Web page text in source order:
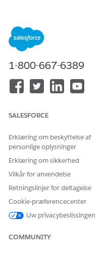
Hvis du vil administrere
fuldførelsesbestillinger:
FraAppstarterskal du
Management
Vælg
leveringsmetoden.
VælgElement klar
VælgMail
VælgNæste
Angiv
For forsendelse:
VælgOpdater
Angiv
Vælg
Når du udsender
1-800-667-6389
SALESFORCE
Erklæring om beskyttelse af
personlige oplysninger
Erklæring om sikkerhed
Vilkår for anvendelse
Retningslinjer for deltagelse
Cookie-præferencecenter
Uw privacybeslissingen
COMMUNITY